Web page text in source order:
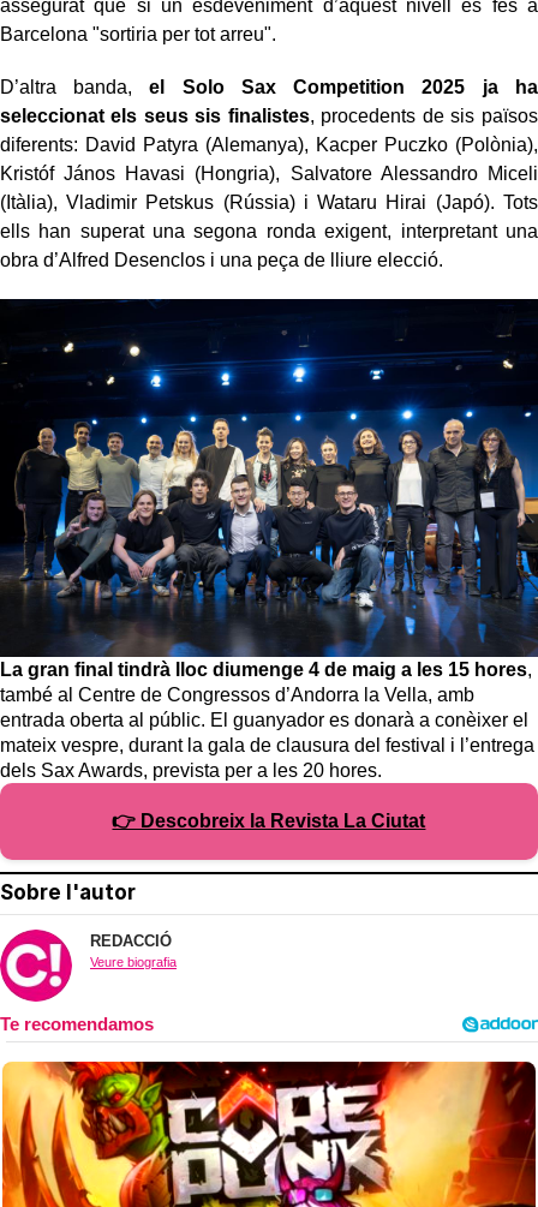
assegurat que si un esdeveniment d’aquest nivell es fes a
Barcelona "sortiria per tot arreu".
D’altra banda,el Solo Sax Competition 2025 ja ha
seleccionat els seus sis finalistes, procedents de sis països
diferents: David Patyra (Alemanya), Kacper Puczko (Polònia),
Kristóf János Havasi (Hongria), Salvatore Alessandro Miceli
(Itàlia), Vladimir Petskus (Rússia) i Wataru Hirai (Japó). Tots
ells han superat una segona ronda exigent, interpretant una
obra d’Alfred Desenclos i una peça de lliure elecció.
La gran final tindrà lloc diumenge 4 de maig a les 15 hores,
també al Centre de Congressos d’Andorra la Vella, amb
entrada oberta al públic. El guanyador es donarà a conèixer el
mateix vespre, durant la gala de clausura del festival i l’entrega
dels Sax Awards, prevista per a les 20 hores.
👉 Descobreix la Revista La Ciutat
Sobre l'autor
REDACCIÓ
Veure biografia